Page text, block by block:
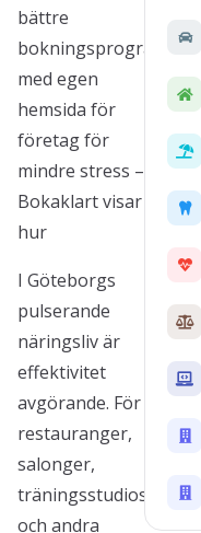
bättre
bokningsprogram
med egen
hemsida för
företag för
mindre stress –
Bokaklart visar
hur
I Göteborgs
pulserande
näringsliv är
effektivitet
avgörande. För
restauranger,
salonger,
träningsstudios
och andra